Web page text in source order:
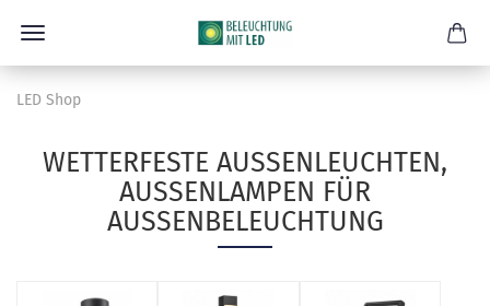
LED Shop
WETTERFESTE AUSSENLEUCHTEN, A
USSENLAMPEN FÜR AU
SSENBELEUCHTUNG